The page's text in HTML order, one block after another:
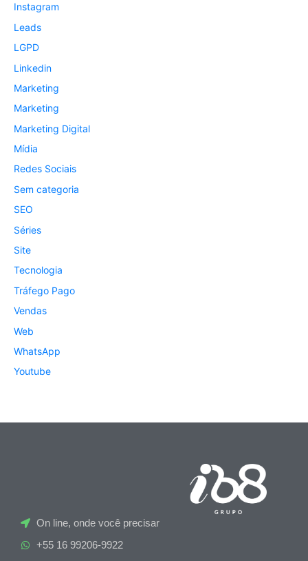
Instagram
Leads
LGPD
Linkedin
Marketing
Marketing
Marketing Digital
Mídia
Redes Sociais
Sem categoria
SEO
Séries
Site
Tecnologia
Tráfego Pago
Vendas
Web
WhatsApp
Youtube
On line, onde você precisar
+55 16 99206-9922